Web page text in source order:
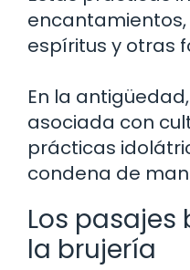
espíritus y otras
En la
asociada con
prácticas
condena de
Los
la brujería